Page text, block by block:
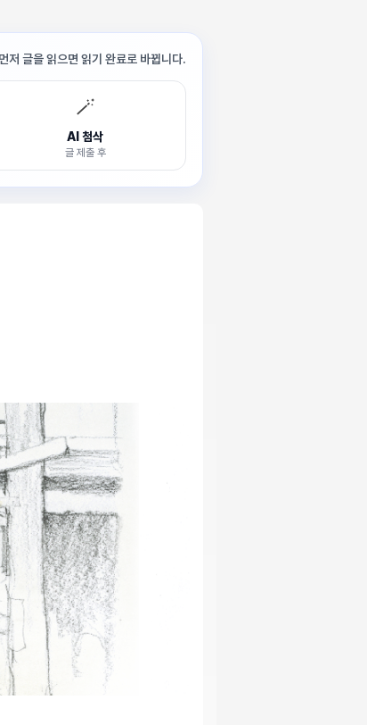
먼저 글을 읽으면 읽기 완료로 바뀝니다.
🪄
AI 첨삭
글 제출 후